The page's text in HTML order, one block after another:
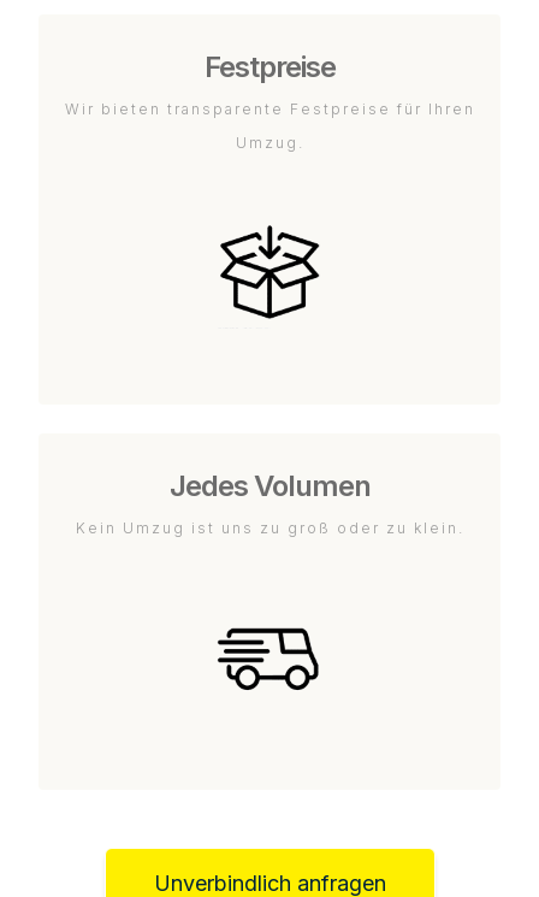
Festpreise
Wir bieten transparente Festpreise für Ihren
Umzug.
Jedes Volumen
Kein Umzug ist uns zu groß oder zu klein.
Unverbindlich anfragen